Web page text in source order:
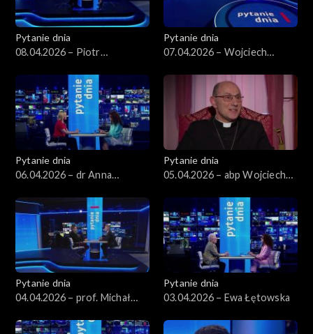
Pytanie dnia
08.04.2026 – Piotr
Pytanie dnia
07.04.2026 – Wojciech
Pytanie dnia
06.04.2026 – dr Anna
Pytanie dnia
05.04.2026 – abp Wojciech
Pytanie dnia
04.04.2026 – prof. Michał
Pytanie dnia
03.04.2026 – Ewa Łętowska